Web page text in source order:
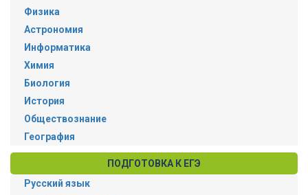
Физика
Астрономия
Информатика
Химия
Биология
История
Обществознание
География
ПОДГОТОВКА К ЕГЭ
Русский язык